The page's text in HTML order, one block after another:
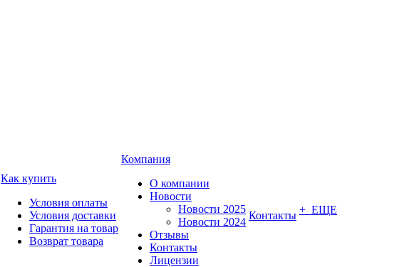
Как купить
Условия оплаты
Условия доставки
Гарантия на товар
Возврат товара
Компания
О компании
Новости
Новости 2025
Новости 2024
Отзывы
Контакты
Лицензии
Контакты + ЕЩЕ